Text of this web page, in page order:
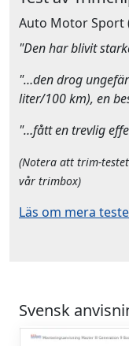
Auto Motor Sport
"Den har blivit
"…den drog
liter/100 km), en
"…fått en trevlig
(Notera att trim-
vår trimbox)
Läs om mera
Svensk